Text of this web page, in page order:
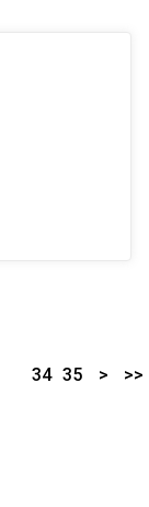
34 35 > >>